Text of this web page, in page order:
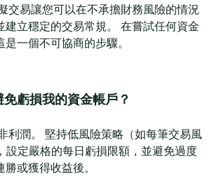
交易讓您可以在不承擔財務風險的情況
建立穩定的交易常規。 在嘗試任何資金
一個不可協商的步驟。
免虧損我的資金帳戶？
利潤。 堅持低風險策略（如每筆交易風
設定嚴格的每日虧損限額，並避免過度
或獲得收益後。